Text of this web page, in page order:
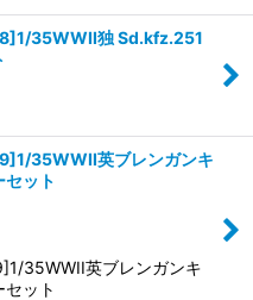
35WWII独 Sd.kfz.251
35WWII英ブレンガンキ
ット
35WWII英ブレンガンキ
ット